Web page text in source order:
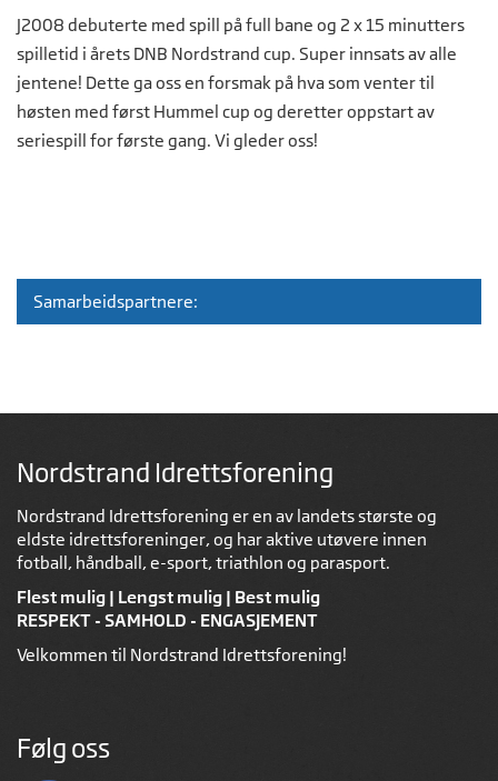
J2008 debuterte med spill på full bane og 2 x 15 minutters
spilletid i årets DNB Nordstrand cup. Super innsats av alle
jentene! Dette ga oss en forsmak på hva som venter til
høsten med først Hummel cup og deretter oppstart av
seriespill for første gang. Vi gleder oss!
Samarbeidspartnere:
Nordstrand Idrettsforening
Nordstrand Idrettsforening er en av landets største og
eldste idrettsforeninger, og har aktive utøvere innen
fotball, håndball, e-sport, triathlon og parasport.
Flest mulig | Lengst mulig | Best mulig
RESPEKT - SAMHOLD - ENGASJEMENT
Velkommen til Nordstrand Idrettsforening!
Følg oss